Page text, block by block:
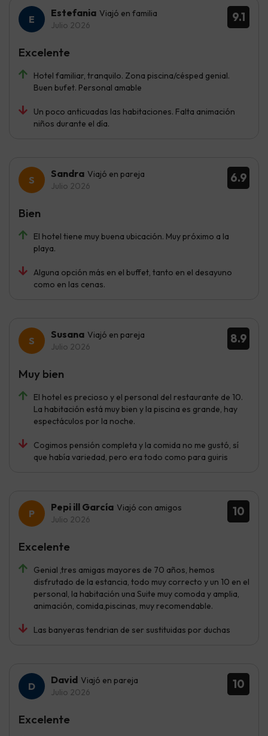
9.1
Estefania Viajó en familia
Julio 2026
Hotel familiar, tranquilo. Zona piscina/césped genial.
Buen bufet. Personal amable
Un poco anticuadas las habitaciones. Falta animación
niños durante el día.
Excelente
6.9
Sandra Viajó en pareja
Julio 2026
El hotel tiene muy buena ubicación. Muy próximo a la
playa.
Alguna opción más en el buffet, tanto en el desayuno
como en las cenas.
Bien
8.9
Susana Viajó en pareja
Julio 2026
El hotel es precioso y el personal del restaurante de 10.
La habitación está muy bien y la piscina es grande, hay
espectáculos por la noche.
Cogimos pensión completa y la comida no me gustó, sí
que había variedad, pero era todo como para guiris
Muy bien
10
Pepi ill García Viajó con amigos
Julio 2026
Genial ,tres amigas mayores de 70 años, hemos
disfrutado de la estancia, todo muy correcto y un 10 en el
personal, la habitación una Suite muy comoda y amplia,
animación, comida,piscinas, muy recomendable.
Las banyeras tendrian de ser sustituidas por duchas
Excelente
10
David Viajó en pareja
Julio 2026
Excelente